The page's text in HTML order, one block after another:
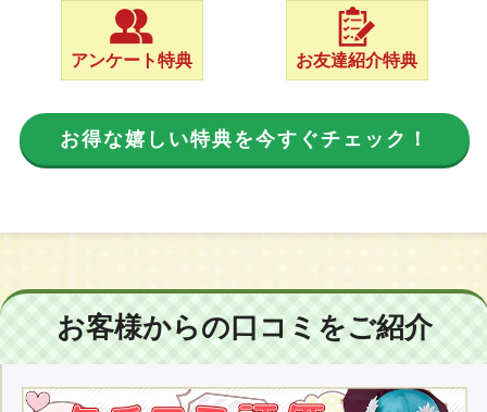
アンケート特典 お友達紹介特典
お得な嬉しい特典を今すぐチェック！
お客様からの口コミをご紹介